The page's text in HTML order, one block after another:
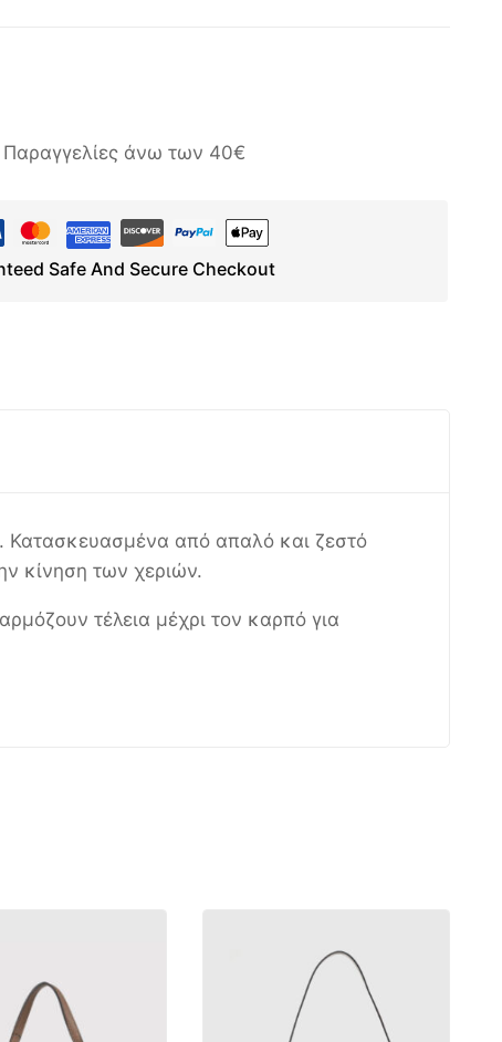
Παραγγελίες άνω των 40€
Safe And Secure Checkout
Κατασκευασμένα από απαλό και ζεστό
κίνηση των χεριών.
τέλεια μέχρι τον καρπό για